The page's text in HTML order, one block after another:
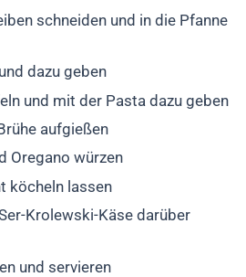
schneiden und in die Pfanne
dazu geben
und mit der Pasta dazu geben
aufgießen
Oregano würzen
köcheln lassen
Krolewski-Käse darüber
und servieren